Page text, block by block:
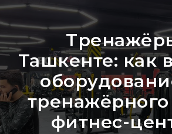
Ташкенте: как
тренажёрного
фитнес-